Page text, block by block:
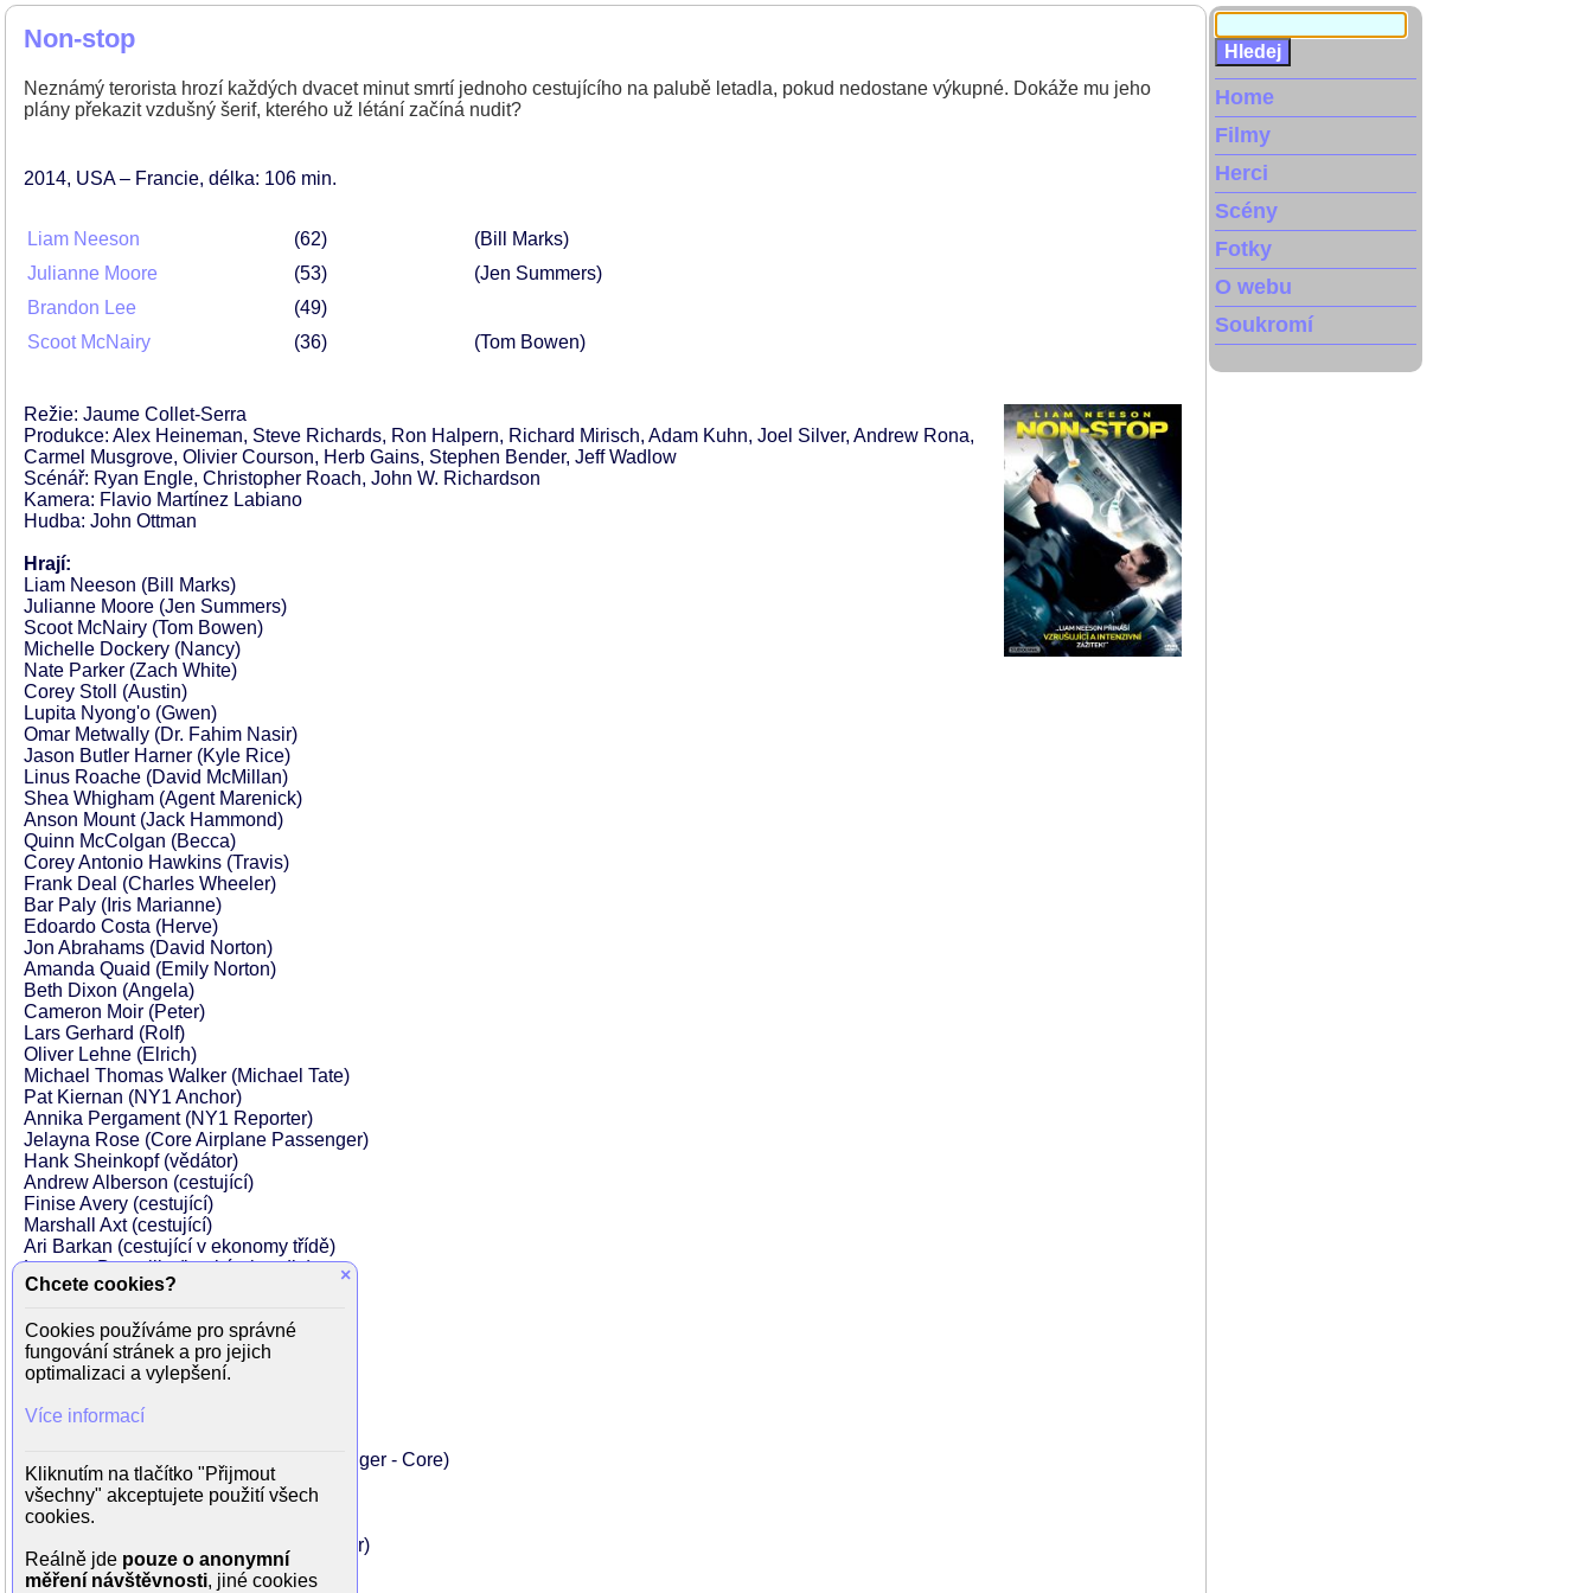
Non-stop
Neznámý terorista hrozí každých dvacet minut smrtí jednoho cestujícího na palubě letadla, pokud nedostane výkupné. Dokáže mu jeho
plány překazit vzdušný šerif, kterého už létání začíná nudit?
2014 USA – Francie délka: 106 min
Liam Neeson 62
(Bill Marks)
Julianne Moore
53
(Jen Summers)
Brandon Lee
49
Scoot McNairy
36 (Tom Bowen)
Režie: Jaume Collet-Serra
Produkce: Alex Heineman, Steve Richards, Ron Halpern, Richard Mirisch, Adam Kuhn, Joel Silver, Andrew Rona,
Carmel Musgrove, Olivier Courson, Herb Gains, Stephen Bender, Jeff Wadlow
Scénář: Ryan Engle, Christopher Roach, John W. Richardson
Kamera: Flavio Martínez Labiano
Hudba: John Ottman
Hrají:
Liam Neeson (Bill Marks)
Julianne Moore (Jen Summers)
Scoot McNairy (Tom Bowen)
Michelle Dockery (Nancy)
Nate Parker (Zach White)
Corey Stoll (Austin)
Lupita Nyong'o (Gwen)
Omar Metwally (Dr. Fahim Nasir)
Jason Butler Harner (Kyle Rice)
Linus Roache (David McMillan)
Shea Whigham (Agent Marenick)
Anson Mount (Jack Hammond)
Quinn McColgan (Becca)
Corey Antonio Hawkins (Travis)
Frank Deal (Charles Wheeler)
Bar Paly (Iris Marianne)
Edoardo Costa (Herve)
Jon Abrahams (David Norton)
Amanda Quaid (Emily Norton)
Beth Dixon (Angela)
Cameron Moir (Peter)
Lars Gerhard (Rolf)
Oliver Lehne (Elrich)
Michael Thomas Walker (Michael Tate)
Pat Kiernan (NY1 Anchor)
Annika Pergament (NY1 Reporter)
Jelayna Rose (Core Airplane Passenger)
Hank Sheinkopf (vědátor)
Andrew Alberson (cestující)
Finise Avery (cestující)
Marshall Axt (cestující)
Ari Barkan (cestující v ekonomy třídě)
Lorenzo Beronilla (kapitán letadla)
Josh Bodenhamer (Giovanni)
Alejandro Cardenas (Arturo Lucci)
Rob Casasanta (Fire truck driver)
Corey T. Clark (1st Class Passenger)
Mahnaz Damania (pokladní)
Vince Edgehill (Economy Class Passenger - Core)
O.T. Fagbenle (Jack Rabbitte)
Edgar Felix (chodec)
Ibnu Firza (Student Passenger)
Bryan Endress-Fox (Doubtful Passenger)
Brandon Lee Harris (cestující)
...
Home
Filmy
Herci
Scény
Fotky
O webu
Soukromí
×
Chcete cookies?
Cookies používáme pro správné
fungování stránek a pro jejich
optimalizaci a vylepšení.
Více informací
Kliknutím na tlačítko "Přijmout
všechny" akceptujete použití všech
cookies.
Reálně jde pouze o anonymní
měření návštěvnosti, jiné cookies